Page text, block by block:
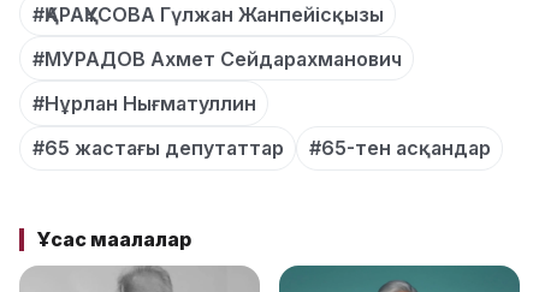
#ҚАРАҚҰСОВА Гүлжан Жанпейісқызы
#МУРАДОВ Ахмет Сейдарахманович
#Нұрлан Нығматуллин
#65 жастағы депутаттар
#65-тен асқандар
Ұқсас мақалалар